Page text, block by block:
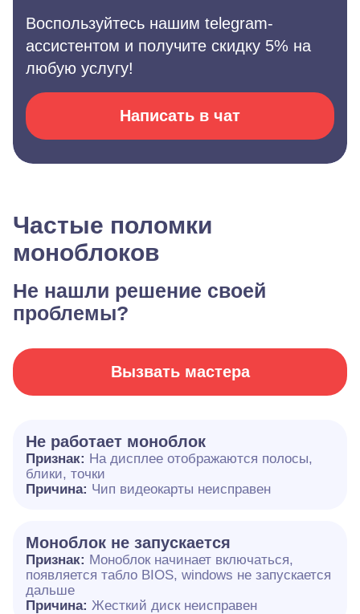
Воспользуйтесь нашим telegram-
ассистентом и получите скидку 5% на
любую услугу!
Написать в чат
Частые поломки
моноблоков
Не нашли решение своей
проблемы?
Вызвать мастера
Не работает моноблок
Признак: На дисплее отображаются полосы,
блики, точки
Причина: Чип видеокарты неисправен
Моноблок не запускается
Признак: Моноблок начинает включаться,
появляется табло BIOS, windows не запускается
дальше
Причина: Жесткий диск неисправен